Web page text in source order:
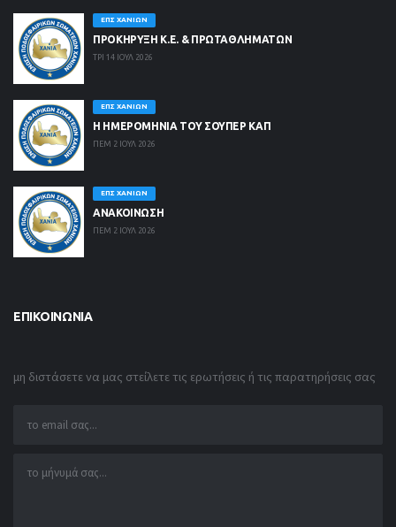
ΕΠΣ ΧΑΝΊΩΝ
ΠΡΟΚΗΡΥΞΗ Κ.Ε. & ΠΡΩΤΑΘΛΗΜΑΤΩΝ
ΤΡΙ 14 ΙΟΥΛ 2026
ΕΠΣ ΧΑΝΊΩΝ
Η ΗΜΕΡΟΜΗΝΙΑ ΤΟΥ ΣΟΥΠΕΡ ΚΑΠ
ΠΕΜ 2 ΙΟΥΛ 2026
ΕΠΣ ΧΑΝΊΩΝ
ΑΝΑΚΟΙΝΩΣΗ
ΠΕΜ 2 ΙΟΥΛ 2026
ΕΠΙΚΟΙΝΩΝΊΑ
μη διστάσετε να μας στείλετε τις ερωτήσεις ή τις παρατηρήσεις σας